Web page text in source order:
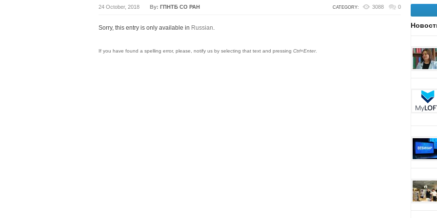
24 October, 2018 By: ГПНТБ СО РАН CATEGORY: 3088 0
Sorry, this entry is only available in Russian.
If you have found a spelling error, please, notify us by selecting that text and pressing Ctrl+Enter.